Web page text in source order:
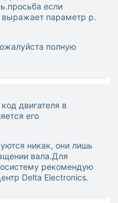
если
выражает параметр p.
полную
двигателя в
его
никак, они лишь
вала.Для
рекомендую
Delta Electronics.